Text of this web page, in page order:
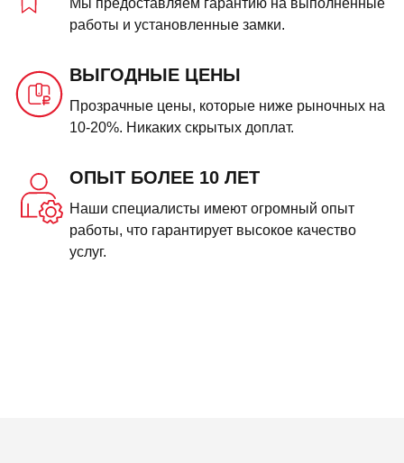
Мы предоставляем гарантию на выполненные
работы и установленные замки.
ВЫГОДНЫЕ ЦЕНЫ
Прозрачные цены, которые ниже рыночных на
10-20%. Никаких скрытых доплат.
ОПЫТ БОЛЕЕ 10 ЛЕТ
Наши специалисты имеют огромный опыт
работы, что гарантирует высокое качество
услуг.